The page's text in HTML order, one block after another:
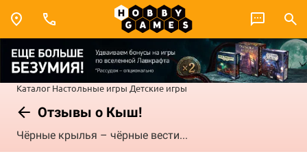
Каталог Настольные игры Детские игры
Отзывы о Кыш!
Чёрные крылья – чёрные вести...